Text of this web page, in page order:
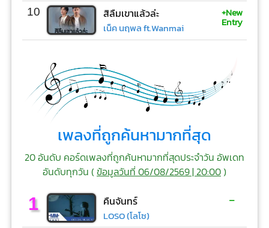
10 สิลืมเขาแล้วล่ะ
เน็ค นฤพล ft.Wanmai
+New
Entry
เพลงที่ถูกค้นหามากที่สุด
20 อันดับ คอร์ดเพลงที่ถูกค้นหามากที่สุดประจำวัน อัพเดท
อันดับทุกวัน (ข้อมูลวันที่ 06/08/2569 | 20:00)
1 คืนจันทร์
LOSO (โลโซ)
-